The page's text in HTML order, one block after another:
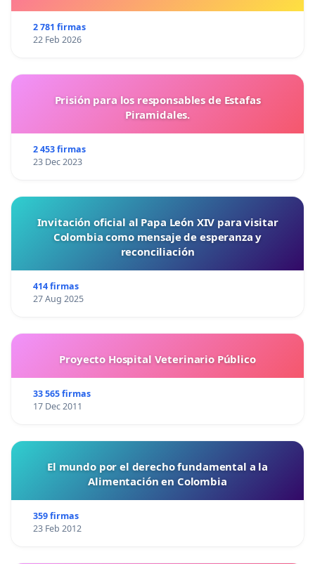
2 781 firmas
22 Feb 2026
Prisión para los responsables de Estafas
Piramidales.
2 453 firmas
23 Dec 2023
Invitación oficial al Papa León XIV para visitar
Colombia como mensaje de esperanza y
reconciliación
414 firmas
27 Aug 2025
Proyecto Hospital Veterinario Público
33 565 firmas
17 Dec 2011
El mundo por el derecho fundamental a la
Alimentación en Colombia
359 firmas
23 Feb 2012